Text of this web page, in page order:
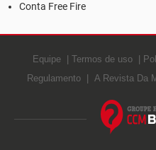
Conta Free Fire
Equipe Termos de uso
Regulamento
A Revista Da